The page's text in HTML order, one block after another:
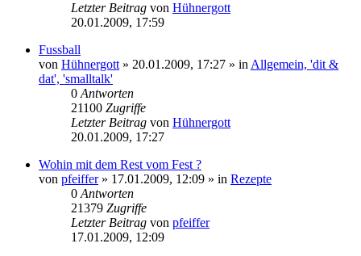
Letzter Beitrag von Hühnergott
20.01.2009, 17:59
Fussball
von Hühnergott » 20.01.2009, 17:27 » in Allgemein, 'dit &
dat', 'smalltalk'
0 Antworten
21100 Zugriffe
Letzter Beitrag von Hühnergott
20.01.2009, 17:27
Wohin mit dem Rest vom Fest ?
von pfeiffer» 17.01.2009, 12:09 » in Rezepte
0 Antworten
21379 Zugriffe
Letzter Beitrag von pfeiffer
17.01.2009, 12:09